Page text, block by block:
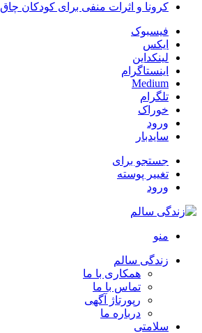
کرونا و اثرات منفی برای کودکان چاق
فیسبوک
ایکس
لینکداین
اینستاگرام
Medium
تلگرام
خوراک
ورود
سایدبار
جستجو برای
تغییر پوسته
ورود
منو
زندگی سالم
همکاری با ما
تماس با ما
رپورتاژ آگهی
درباره ما
سلامتی